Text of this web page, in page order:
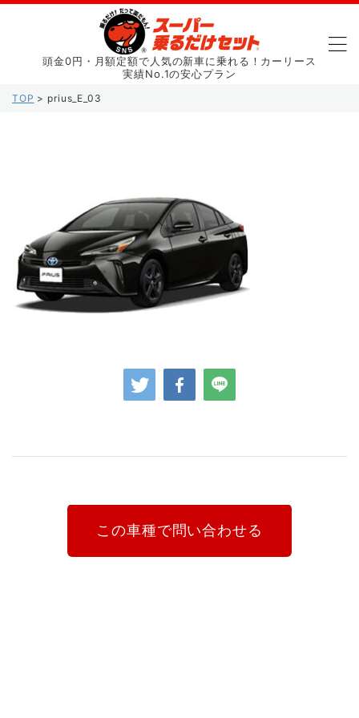
頭金0円・月額定額で人気の新車に乗れる！カーリース
実績No.1の安心プラン
TOP > prius_E_03
この車種で問い合わせる